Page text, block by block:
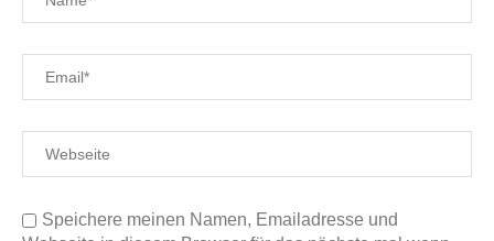
Speichere meinen Namen, Emailadresse und